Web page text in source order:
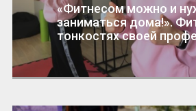
«Фитнесом можно и
заниматься дома!».
тонкостях своей